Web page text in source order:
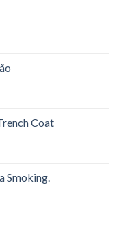
Coat
Smoking.